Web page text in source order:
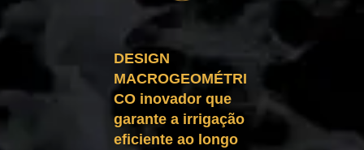
DESIGN
MACROGEOMÉTRI
CO inovador que
garante a irrigação
eficiente ao longo